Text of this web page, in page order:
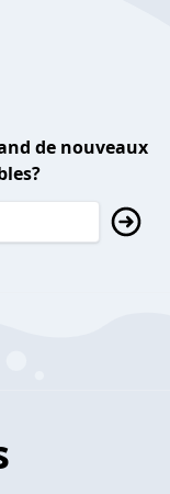
de nouveaux